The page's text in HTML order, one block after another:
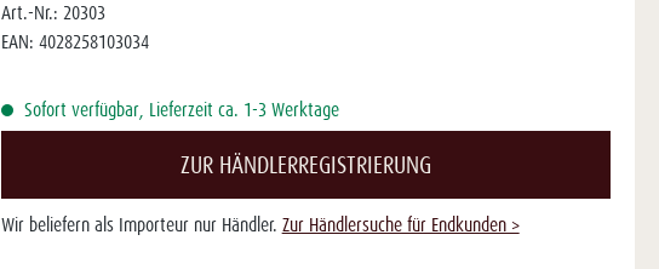
Art.-Nr.: 20303
EAN: 4028258103034
Sofort verfügbar, Lieferzeit ca. 1-3 Werktage
ZUR HÄNDLERREGISTRIERUNG
Wir beliefern als Importeur nur Händler. Zur Händlersuche für Endkunden >